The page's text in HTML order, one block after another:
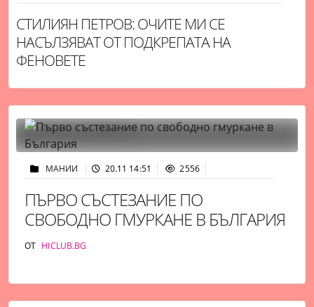
СТИЛИЯН ПЕТРОВ: ОЧИТЕ МИ СЕ
НАСЪЛЗЯВАТ ОТ ПОДКРЕПАТА НА
ФЕНОВЕТЕ
МАНИИ 20.11 14:51 2556
ПЪРВО СЪСТЕЗАНИЕ ПО
СВОБОДНО ГМУРКАНЕ В БЪЛГАРИЯ
ОТ HICLUB.BG